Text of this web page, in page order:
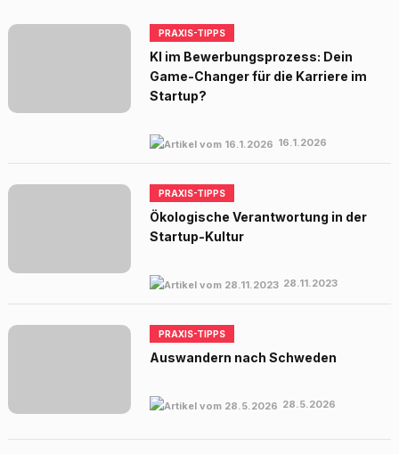
PRAXIS-TIPPS
KI im Bewerbungsprozess: Dein
Game-Changer für die Karriere im
Startup?
16.1.2026
PRAXIS-TIPPS
Ökologische Verantwortung in der
Startup-Kultur
28.11.2023
PRAXIS-TIPPS
Auswandern nach Schweden
28.5.2026